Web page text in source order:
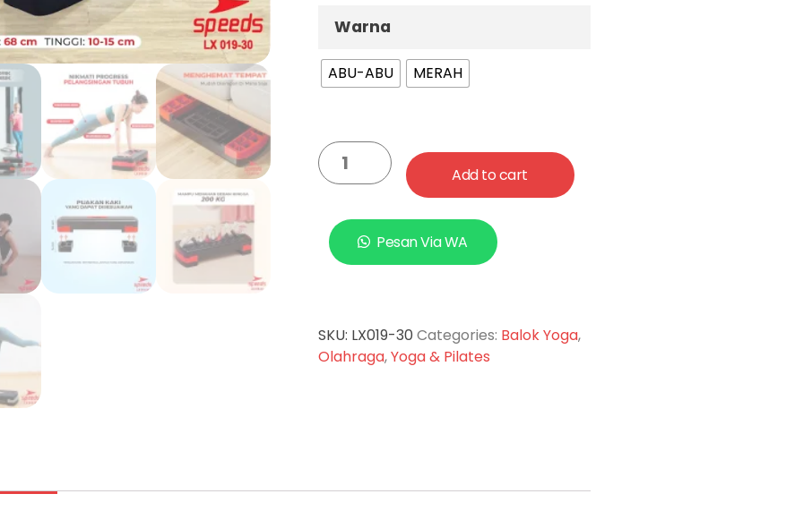
Warna
ABU-ABU MERAH
Add to cart
Pesan Via WA
SKU: LX019-30 Categories: Balok Yoga,
Olahraga,Yoga & Pilates